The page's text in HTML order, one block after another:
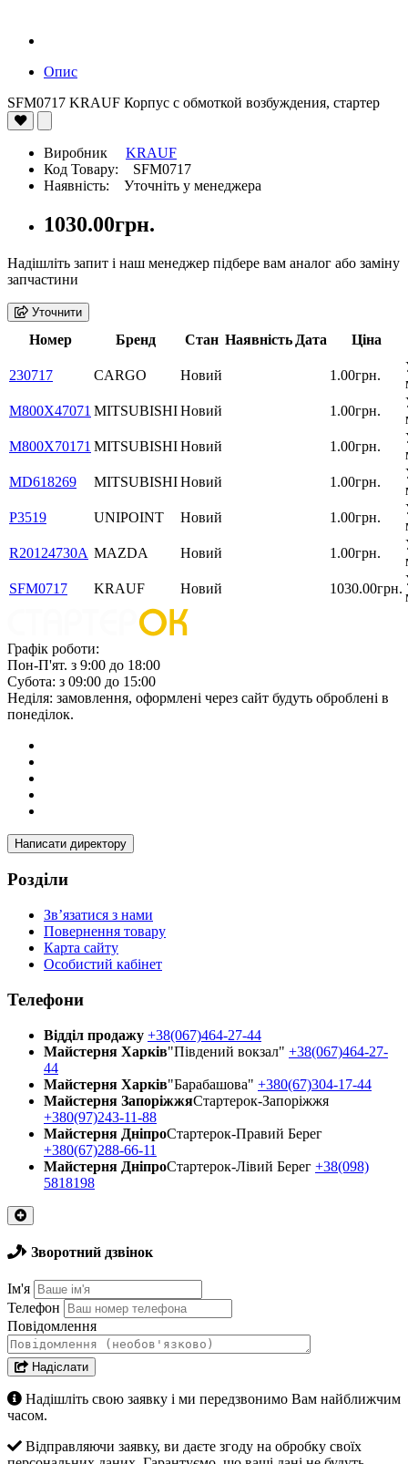
Опис
SFM0717 KRAUF Корпус с обмоткой возбуждения, стартер
Виробник KRAUF
Код Товару: SFM0717
Наявність: Уточніть у менеджера
1030.00грн.
Надішліть запит і наш менеджер підбере вам аналог або заміну
запчастини
Уточнити
Номер Бренд Стан Наявність Дата Ціна
230717 CARGO Новий 1.00грн.
M800X47071 MITSUBISHIНовий 1.00грн.
M800X70171 MITSUBISHIНовий 1.00грн.
MD618269
MITSUBISHIНовий 1.00грн.
P3519
UNIPOINT Новий 1.00грн.
R20124730A MAZDA Новий 1.00грн.
SFM0717
KRAUF Новий 1030.00грн.
Графік роботи:
Пон-П'ят. з 9:00 до 18:00
Субота: з 09:00 до 15:00
Неділя: замовлення, оформлені через сайт будуть оброблені в
понеділок.
Написати директору
Розділи
Зв’язатися з нами
Повернення товару
Карта сайту
Особистий кабінет
Телефони
Відділ продажу +38(067)464-27-44
Майстерня Харків"Південий вокзал" +38(067)464-27-
44
Майстерня Харків"Барабашова" +380(67)304-17-44
Майстерня ЗапоріжжяСтартерок-Запоріжжя
+380(97)243-11-88
Майстерня ДнiпроСтартерок-Правий Берег
+380(67)288-66-11
Майстерня ДнiпроСтартерок-Лівий Берег +38(098)
5818198
Зворотний дзвінок
Ім'я
Телефон
Повідомлення
Надіслати
Надішліть свою заявку і ми передзвонимо Вам найближчим
часом.
Відправляючи заявку, ви даєте згоду на обробку своїх